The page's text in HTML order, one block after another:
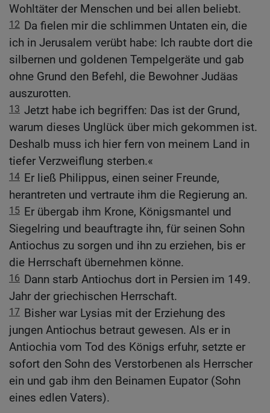
Wohltäter der Menschen und bei allen beliebt.
12 Da fielen mir die schlimmen Untaten ein, die
ich in Jerusalem verübt habe: Ich raubte dort die
silbernen und goldenen Tempelgeräte und gab
ohne Grund den Befehl, die Bewohner Judäas
auszurotten.
13 Jetzt habe ich begriffen: Das ist der Grund,
warum dieses Unglück über mich gekommen ist.
Deshalb muss ich hier fern von meinem Land in
tiefer Verzweiflung sterben.«
14 Er ließ Philippus, einen seiner Freunde,
herantreten und vertraute ihm die Regierung an.
15 Er übergab ihm Krone, Königsmantel und
Siegelring und beauftragte ihn, für seinen Sohn
Antiochus zu sorgen und ihn zu erziehen, bis er
die Herrschaft übernehmen könne.
16 Dann starb Antiochus dort in Persien im 149.
Jahr der griechischen Herrschaft.
17 Bisher war Lysias mit der Erziehung des
jungen Antiochus betraut gewesen. Als er in
Antiochia vom Tod des Königs erfuhr, setzte er
sofort den Sohn des Verstorbenen als Herrscher
ein und gab ihm den Beinamen Eupator (Sohn
eines edlen Vaters).